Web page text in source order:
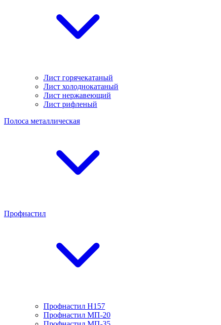
Лист горячекатаный
Лист холоднокатаный
Лист нержавеющий
Лист рифленый
Полоса металлическая
Профнастил
Профнастил H157
Профнастил МП-20